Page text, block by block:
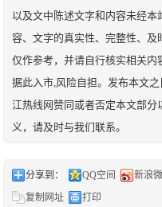
以及文中陈述文字和内容未经
容、文字的真实性、完整性、
仅作参考，并请自行核实相关内
据此入市,风险自担。发布本文
江热线网赞同或者否定本文部
义，请及时与我们联系。
分享到： QQ空间 新浪
复制网址
打印